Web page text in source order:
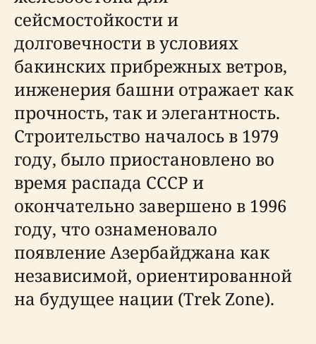
сейсмостойкости и
долговечности в условиях
бакинских прибрежных ветров,
инженерия башни отражает как
прочность, так и элегантность.
Строительство началось в 1979
году, было приостановлено во
время распада СССР и
окончательно завершено в 1996
году, что ознаменовало
появление Азербайджана как
независимой, ориентированной
на будущее нации (Trek Zone).